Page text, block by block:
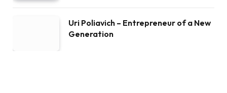
Uri Poliavich – Entrepreneur of a New
Generation